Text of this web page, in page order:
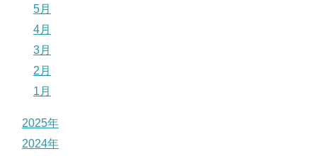
5月
4月
3月
2月
1月
2025年
2024年